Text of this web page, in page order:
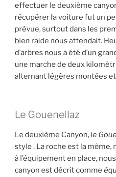
effectuer le deuxième
récupérer la voiture fut un
prévue, surtout dans les
bien raide nous attendait.
d’arbres nous a été d’un
une marche de deux
alternant légères montées
Le Gouenellaz
Le deuxième Canyon,le
style . La roche est la même,
à l’équipement en place,
canyon est décrit comme